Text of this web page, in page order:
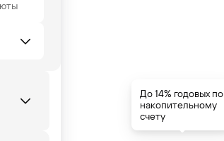
СР
До 14% годовых по
накопительному
счету